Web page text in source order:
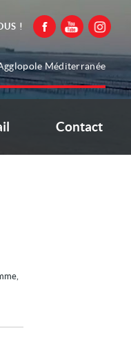
!
Méditerranée
Contact